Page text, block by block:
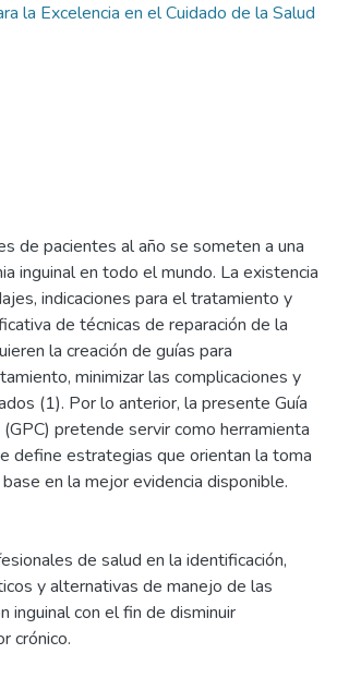
la Excelencia en el Cuidado de la Salud
de pacientes al año se someten a una
inguinal en todo el mundo. La existencia
indicaciones para el tratamiento y
de técnicas de reparación de la
la creación de guías para
minimizar las complicaciones y
(1). Por lo anterior, la presente Guía
pretende servir como herramienta
define estrategias que orientan la toma
en la mejor evidencia disponible.
de salud en la identificación,
y alternativas de manejo de las
inguinal con el fin de disminuir
crónico.